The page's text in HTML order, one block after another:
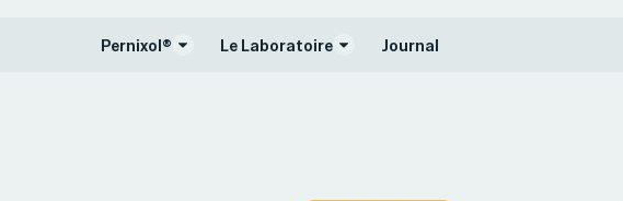
Pernixol® Le Laboratoire Journal